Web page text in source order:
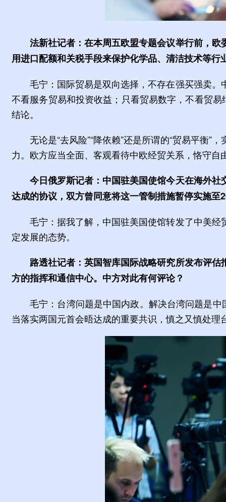
法新社记者：在本周五欧盟专题会议举行前，
用进口配额和关税手段来保护化学品、清洁技术等
毛宁：国际贸易是双向选择，不存在强买强卖
不看服务贸易和投资收益；只看贸易数字，不看贸
结论。
无论是“去风险”“降依赖”还是所谓的“贸易平衡
力。欧方应当全面、客观看待中欧经贸关系，恪守
今日俄罗斯记者：中国驻美国使馆今天在海外
达成的协议，双方曾同意将这一管制措施暂停实施
毛宁：据我了解，中国驻美国使馆转发了中美
定发展的态势。
路透社记者：英国智库国际战略研究所发布评
方的指挥和通信中心。中方对此有何评论？
毛宁：台湾问题是中国内政。解决台湾问题是
当落实两国元首会晤达成的重要共识，慎之又慎处理